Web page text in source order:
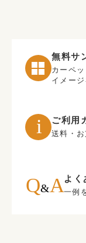
無料サ
カーペ
イメー
ご利用
送料・
よく
一例